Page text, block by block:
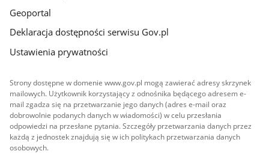
Geoportal
Deklaracja dostępności serwisu Gov.pl
Ustawienia prywatności
Strony dostępne w domenie www.gov.pl mogą zawierać adresy skrzynek
mailowych. Użytkownik korzystający z odnośnika będącego adresem e-
mail zgadza się na przetwarzanie jego danych (adres e-mail oraz
dobrowolnie podanych danych w wiadomości) w celu przesłania
odpowiedzi na przesłane pytania. Szczegóły przetwarzania danych przez
każdą z jednostek znajdują się w ich politykach przetwarzania danych
osobowych.